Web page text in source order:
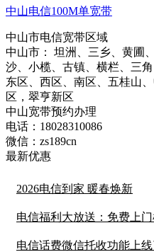
中山电信100M单宽带
中山市电信宽带区域
中山市： 坦洲、三乡、黄圃
沙、小榄、古镇、横栏、三
东区、西区、南区、五桂山
区，翠亨新区
中山宽带预约办理
电话： 18028310086
微信： zs189cn
最新优惠
2026电信到家 暖春焕新
电信福利大放送：免费上门
电信话费微信托收功能上线